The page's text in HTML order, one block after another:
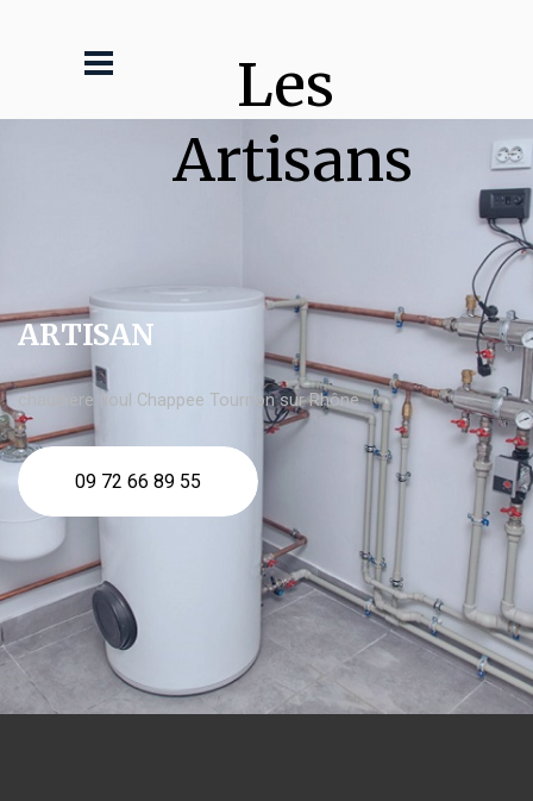
Les
Artisans
ARTISAN
chaudière fioul Chappee Tournon sur Rhône
09 72 66 89 55